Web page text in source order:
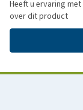
Heeft u ervaring met
over dit product